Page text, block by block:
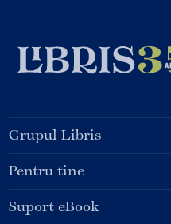
Grupul Libris
Pentru tine
Suport eBook